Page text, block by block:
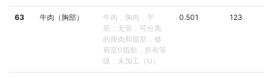
63 牛肉（胸部）
牛肉，胸肉，平
底，无骨，可分离
的瘦肉和脂肪，修
剪至0脂肪，所有等
级，未加工（U）
0.501 123